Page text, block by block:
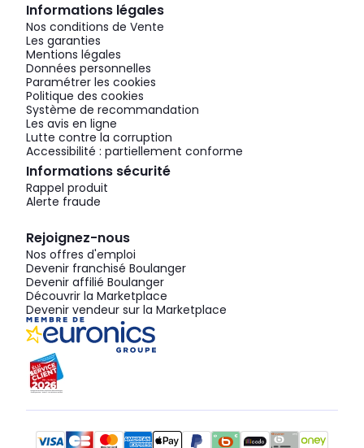
Informations légales
Nos conditions de Vente
Les garanties
Mentions légales
Données personnelles
Paramétrer les cookies
Politique des cookies
Système de recommandation
Les avis en ligne
Lutte contre la corruption
Accessibilité : partiellement conforme
Informations sécurité
Rappel produit
Alerte fraude
Rejoignez-nous
Nos offres d'emploi
Devenir franchisé Boulanger
Devenir affilié Boulanger
Découvrir la Marketplace
Devenir vendeur sur la Marketplace